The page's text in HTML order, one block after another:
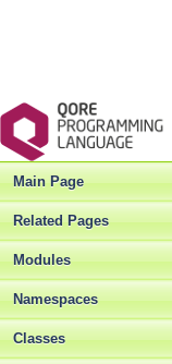
Main Page
Related Pages
Modules
Namespaces
Classes